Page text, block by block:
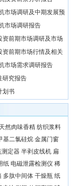
市场调研及中期发展预
市场调研报告
资前期市场调研及市场
资前期市场行情及相关
市场需求调研报告
研究报告
划书
天然肉味香精 纺织浆料
基二氯硅烷 金属门窗
定器 半剥皮线机 扁
纸 电磁泄露检测仪 稀
多肽中间体 干燥瓶 纸